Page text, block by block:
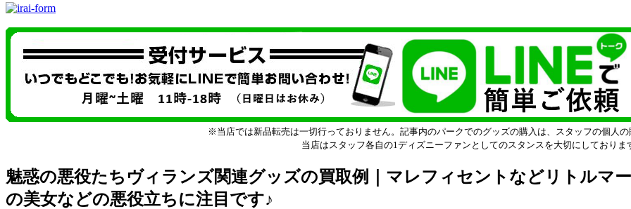
※当店では新品転売は一切行っておりません。記事内のパークでのグッズの購入は、スタッフの個人
当店はスタッフ各自の1ディズニーファンとしてのスタンスを大切にしておりま
魅惑の悪役たちヴィランズ関連グッズの買取例｜マレフィセントなどリトルマ
の美女などの悪役立ちに注目です♪